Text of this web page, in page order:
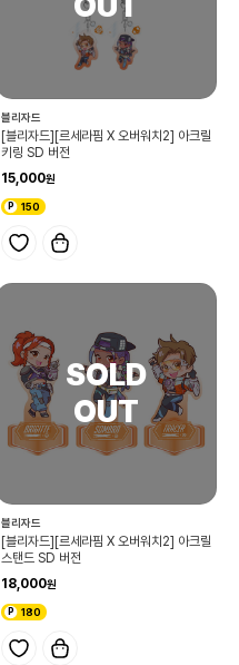
블리자드
[블리자드][르세라핌 X 오버워치2] 아크릴
키링 SD 버전
15,000
150
블리자드
[블리자드][르세라핌 X 오버워치2] 아크릴
스탠드 SD 버전
18,000
180